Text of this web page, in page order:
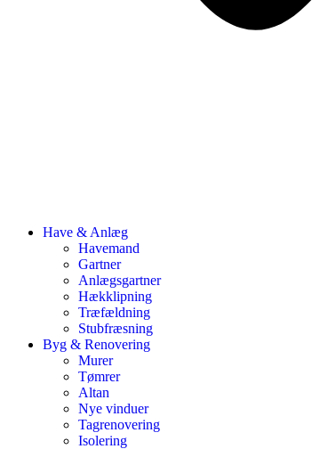
Have & Anlæg
Havemand
Gartner
Anlægsgartner
Hækklipning
Træfældning
Stubfræsning
Byg & Renovering
Murer
Tømrer
Altan
Nye vinduer
Tagrenovering
Isolering